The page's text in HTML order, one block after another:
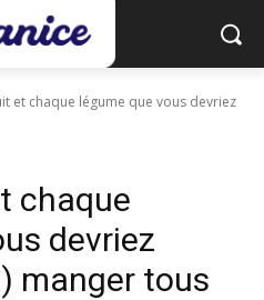
et chaque légume que vous devriez
chaque
devriez
manger tous